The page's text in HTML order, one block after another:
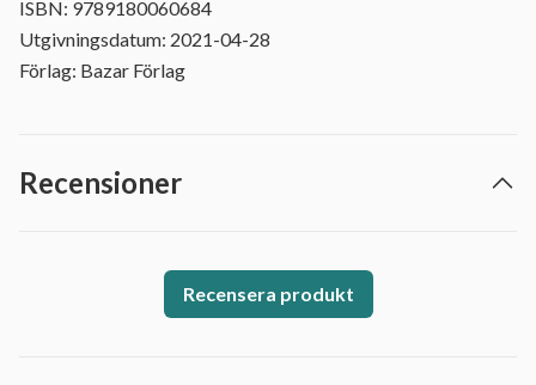
ISBN: 9789180060684
Utgivningsdatum: 2021-04-28
Förlag: Bazar Förlag
Recensioner
Recensera produkt